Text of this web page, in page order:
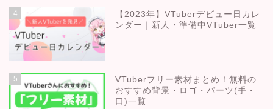
4
【2023年】VTuberデビュー日カレ
ンダー｜新人・準備中VTuber一覧
5
VTuberフリー素材まとめ！無料の
おすすめ背景・ロゴ・パーツ(手・
口)一覧